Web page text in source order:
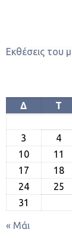
Εκθέσεις του
Δ Τ
3
4
10
11
17
18
24
25
31
« Μάι